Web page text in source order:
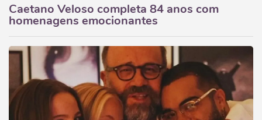
Caetano Veloso completa 84 anos com
homenagens emocionantes